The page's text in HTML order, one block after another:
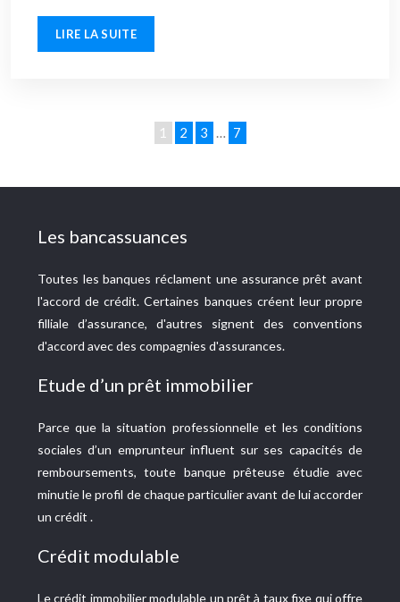
LIRE LA SUITE
1 2 3 … 7
Les bancassuances
Toutes les banques réclament une assurance prêt avant
l'accord de crédit. Certaines banques créent leur propre
filliale d’assurance, d'autres signent des conventions
d'accord avec des compagnies d'assurances.
Etude d’un prêt immobilier
Parce que la situation professionnelle et les conditions
sociales d’un emprunteur influent sur ses capacités de
remboursements, toute banque prêteuse étudie avec
minutie le profil de chaque particulier avant de lui accorder
un crédit .
Crédit modulable
Le crédit immobilier modulable un prêt à taux fixe qui offre